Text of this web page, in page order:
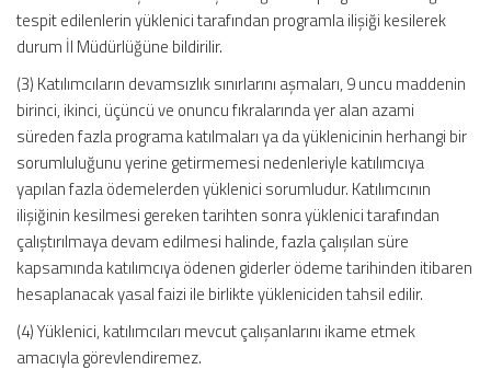
tespit edilenlerin yüklenici tarafından programla ilişiği kesilerek
durum İl Müdürlüğüne bildirilir.
(3) Katılımcıların devamsızlık sınırlarını aşmaları, 9 uncu maddenin
birinci, ikinci, üçüncü ve onuncu fıkralarında yer alan azami
süreden fazla programa katılmaları ya da yüklenicinin herhangi bir
sorumluluğunu yerine getirmemesi nedenleriyle katılımcıya
yapılan fazla ödemelerden yüklenici sorumludur. Katılımcının
ilişiğinin kesilmesi gereken tarihten sonra yüklenici tarafından
çalıştırılmaya devam edilmesi halinde, fazla çalışılan süre
kapsamında katılımcıya ödenen giderler ödeme tarihinden itibaren
hesaplanacak yasal faizi ile birlikte yükleniciden tahsil edilir.
(4) Yüklenici, katılımcıları mevcut çalışanlarını ikame etmek
amacıyla görevlendiremez.